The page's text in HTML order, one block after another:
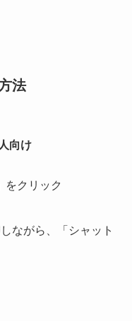
法
向け
をクリック
ながら、「シャット